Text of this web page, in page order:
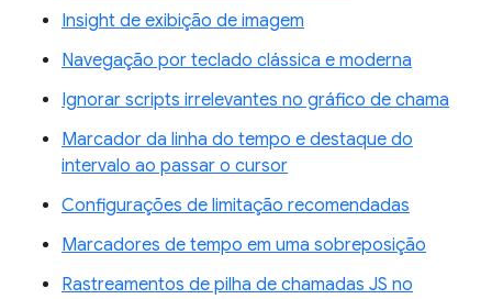
Insight de exibição de imagem
Navegação por teclado clássica e moderna
Ignorar scripts irrelevantes no gráfico de chama
Marcador da linha do tempo e destaque do
intervalo ao passar o cursor
Configurações de limitação recomendadas
Marcadores de tempo em uma sobreposição
Rastreamentos de pilha de chamadas JS no